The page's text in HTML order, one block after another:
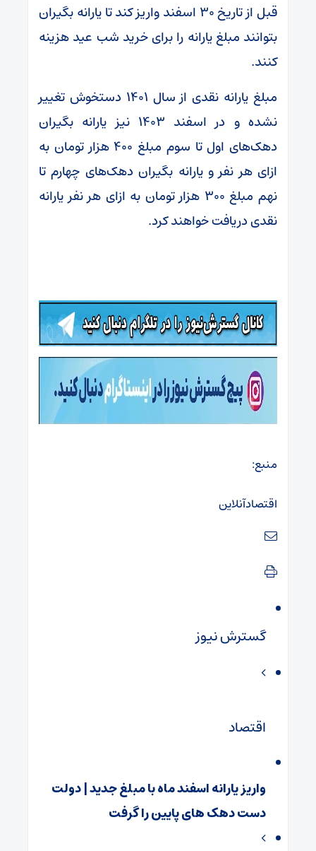
قبل از تاریخ ۳۰ اسفند واریز کند تا یارانه بگیران
بتوانند مبلغ یارانه را برای خرید شب عید هزینه
کنند.
مبلغ یارانه نقدی از سال ۱۴۰۱ دستخوش تغییر
نشده و در اسفند ۱۴۰۳ نیز یارانه بگیران
دهک‌های اول تا سوم مبلغ ۴۰۰ هزار تومان به
ازای هر نفر و یارانه بگیران دهک‌های چهارم تا
نهم مبلغ ۳۰۰ هزار تومان به ازای هر نفر یارانه
نقدی دریافت خواهند کرد.
منبع:
اقتصادآنلاین
گسترش نیوز
اقتصاد
واریز یارانه اسفند ماه با مبلغ جدید | دولت
دست دهک‌ های پایین را گرفت